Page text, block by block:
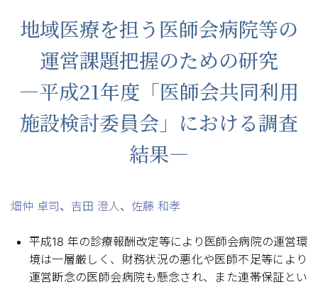
地域医療を担う医師会病院等の
運営課題把握のための研究
—平成21年度「医師会共同利用
施設検討委員会」における調査
結果—
畑仲 卓司、 吉田 澄人、 佐藤 和孝
平成18 年の診療報酬改定等により医師会病院の運営環
境は一層厳しく、財務状況の悪化や医師不足等により
運営断念の医師会病院も懸念され、また連帯保証とい